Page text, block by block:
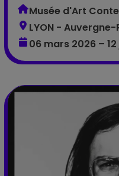
Musée d'Art
LYON -
06 mars 2026 –